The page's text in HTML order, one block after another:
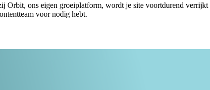
ons eigen groeiplatform, wordt je site voortdurend
voor nodig hebt.